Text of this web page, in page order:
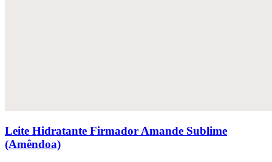
Leite Hidratante Firmador Amande Sublime
(Amêndoa)